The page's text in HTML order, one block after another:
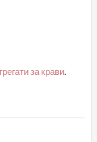
за крави.